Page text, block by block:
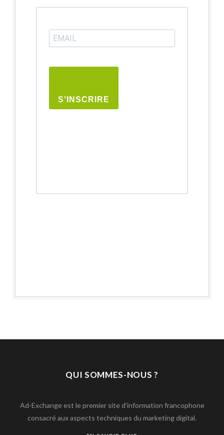
S'INSCRIRE
QUI SOMMES-NOUS ?
Ad-Exchange est le premier site d’information francophone
consacré aux aspects techniques du marketing digital.